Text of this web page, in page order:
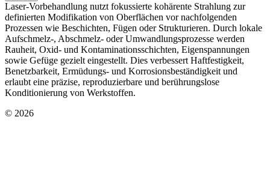
Laser-Vorbehandlung nutzt fokussierte kohärente Strahlung zur
definierten Modifikation von Oberflächen vor nachfolgenden
Prozessen wie Beschichten, Fügen oder Strukturieren. Durch lokale
Aufschmelz-, Abschmelz- oder Umwandlungsprozesse werden
Rauheit, Oxid- und Kontaminationsschichten, Eigenspannungen
sowie Gefüge gezielt eingestellt. Dies verbessert Haftfestigkeit,
Benetzbarkeit, Ermüdungs- und Korrosionsbeständigkeit und
erlaubt eine präzise, reproduzierbare und berührungslose
Konditionierung von Werkstoffen.
© 2026